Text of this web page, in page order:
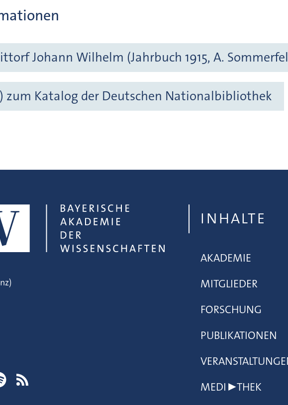
Johann Wilhelm (Jahrbuch 1915, A.
zum Katalog der Deutschen Nationalbibliothek
INHALTE
AKADEMIE
MITGLIEDER
FORSCHUNG
PUBLIKATIONEN
MEDI▶THEK